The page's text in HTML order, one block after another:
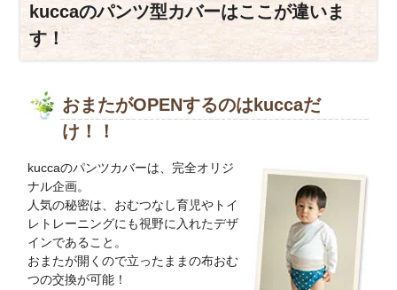
kuccaのパンツ型カバーはここが違いま
す！
おまたがOPENするのはkuccaだ
け！！
kuccaのパンツカバーは、完全オリジ
ナル企画。
人気の秘密は、おむつなし育児やトイ
レトレーニングにも視野に入れたデザ
インであること。
おまたが開くので立ったままの布おむ
つの交換が可能！